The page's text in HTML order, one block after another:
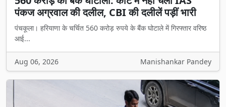
पंकज अग्रवाल की दलील, CBI की दलीलें पड़ीं भारी
पंचकूला। हरियाणा के चर्चित 560 करोड़ रुपये के बैंक घोटाले में गिरफ्तार वरिष्ठ
आई...
Aug 06, 2026 Manishankar Pandey